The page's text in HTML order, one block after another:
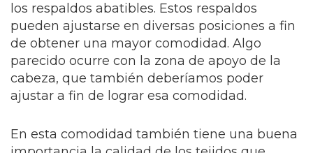
los respaldos abatibles. Estos respaldos
pueden ajustarse en diversas posiciones a fin
de obtener una mayor comodidad. Algo
parecido ocurre con la zona de apoyo de la
cabeza, que también deberíamos poder
ajustar a fin de lograr esa comodidad.
En esta comodidad también tiene una buena